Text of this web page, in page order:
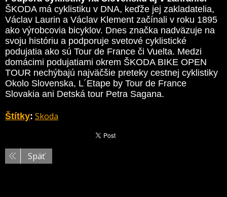
ŠKODA má cyklistiku v DNA, keďže jej zakladatelia,
Václav Laurin a Václav Klement začínali v roku 1895
ako výrobcovia bicyklov. Dnes značka nadväzuje na
svoju históriu a podporuje svetové cyklistické
podujatia ako sú Tour de France či Vuelta. Medzi
domácimi podujatiami okrem ŠKODA BIKE OPEN
TOUR nechýbajú najväčšie preteky cestnej cyklistiky
Okolo Slovenska, L´Etape by Tour de France
Slovakia ani Detská tour Petra Sagana.
Štítky: Skoda
Späť